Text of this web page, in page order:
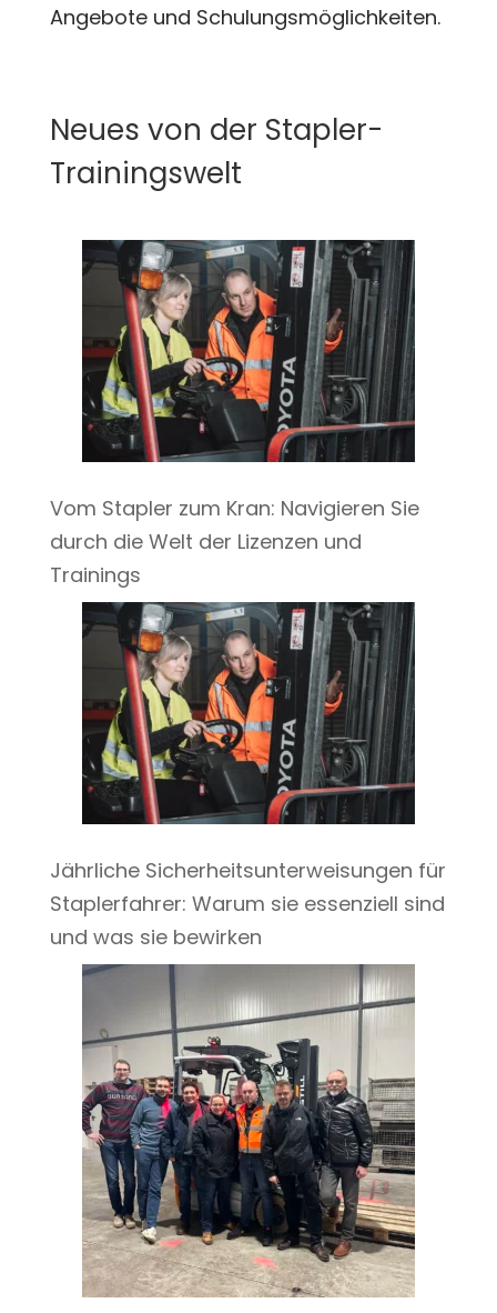
Angebote und Schulungsmöglichkeiten.
Neues von der Stapler-
Trainingswelt
Vom Stapler zum Kran: Navigieren Sie
durch die Welt der Lizenzen und
Trainings
Jährliche Sicherheitsunterweisungen für
Staplerfahrer: Warum sie essenziell sind
und was sie bewirken